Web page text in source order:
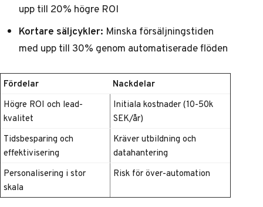
upp till 20% högre ROI
Kortare säljcykler: Minska försäljningstiden
med upp till 30% genom automatiserade flöden
Fördelar
Nackdelar
Högre ROI och lead-
kvalitet
Initiala kostnader (10-50k
SEK/år)
Tidsbesparing och
effektivisering
Kräver utbildning och
datahantering
Personalisering i stor
skala
Risk för över-automation